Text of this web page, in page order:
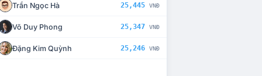
Trần Ngọc Hà 25,445 VNĐ
Võ Duy Phong 25,347 VNĐ
Đặng Kim Quỳnh 25,246 VNĐ